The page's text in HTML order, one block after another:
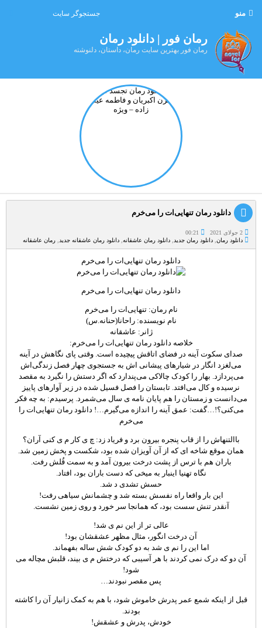
منو
رمان فور | دانلود رمان
رمان فور بهترین سایت رمان، داستان، دلنوشته
دانلود رمان تنهایی‌ات را می‌خرم
2 جولای 2021
00:21
دانلود رمان, دانلود رمان جدید دانلود رمان عاشقانه, دانلود رمان عاشقانه جدید رمان عاشقانه
دانلود رمان تنهایی‌ات را می‌خرم
دانلود رمان تنهایی‌ات را می‌خرم
نام رمان: تنهایی‌ات را می‌خرم
نام نویسنده: راحانا(حنانه.س)
ژانر: عاشقانه
خلاصه دانلود رمان تنهایی‌ات را می‌خرم:
صدای سکوت آینه در فضای اتاقش پیچیده است. وقتی پای نگاهش در آینه
می‌لغزد انگار در شیارهای پیشانی اش به جستجوی چهار فصل زندگی‌اش
می‌پردازد. بهار را کودک چالاکی می‌پندارد که اگر دستش را نگیرد به مقصد
نرسیده و کال می‌افتد. تابستان را فصل فسیل شده در زیر آوارهای پاییز
می‌دانست و زمستان را هم پایان نامه ی سال می‌شمرد. پرسیدم: به چه فکر
می‌کنی؟!…گفت: عمق آینه را اندازه می‌گیرم…! دانلود رمان تنهایی‌ات را
می‌خرم
باالتنهاش را از قاب پنجره بیرون برد و فریاد زد: چ ی کار م ی کنی آران؟
همان موقع شاخه ای که از آن آویزان شده بود، شکست و پخش زمین شد.
باران هم با ترس از پشت درخت بیرون آمد و به سمت قُلش رفت.
نگاه تهنیا اینبار به میخی که دست باران بود، افتاد.
حسش تشدی د شد.
این بار واقعا راه نفسش بسته شد و چشمانش سیاهی رفت!
آنقدر تنش سست بود، که همانجا سر خورد و روی زمین نشست.
عالی تر از این نم ی شد!
آن درخت انگور، مثال مظهر عشقشان بود!
اما این را نم ی شد به دو کودک شش ساله بفهماند.
آن دو که درک نمی کردند با هر آسیبی که درختش م ی بیند، قلبش مچاله می
شود!
پس مقصر نبودند…
قبل از اینکه شمع عمر پدرش خاموش شود، با هم به کمک زانیار آن را کاشته
بودند.
خودش، پدرش و عشقش!